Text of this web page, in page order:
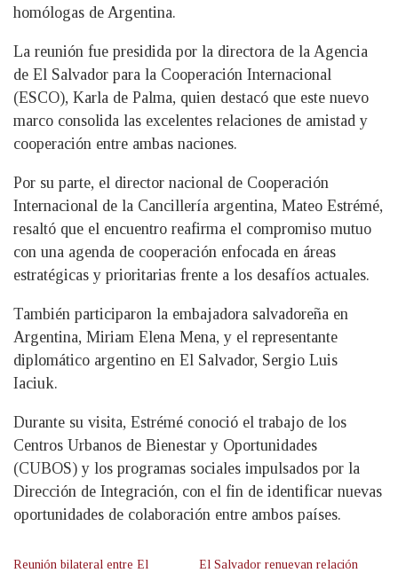
homólogas de Argentina.
La reunión fue presidida por la directora de la Agencia
de El Salvador para la Cooperación Internacional
(ESCO), Karla de Palma, quien destacó que este nuevo
marco consolida las excelentes relaciones de amistad y
cooperación entre ambas naciones.
Por su parte, el director nacional de Cooperación
Internacional de la Cancillería argentina, Mateo Estrémé,
resaltó que el encuentro reafirma el compromiso mutuo
con una agenda de cooperación enfocada en áreas
estratégicas y prioritarias frente a los desafíos actuales.
También participaron la embajadora salvadoreña en
Argentina, Miriam Elena Mena, y el representante
diplomático argentino en El Salvador, Sergio Luis
Iaciuk.
Durante su visita, Estrémé conoció el trabajo de los
Centros Urbanos de Bienestar y Oportunidades
(CUBOS) y los programas sociales impulsados por la
Dirección de Integración, con el fin de identificar nuevas
oportunidades de colaboración entre ambos países.
Reunión bilateral entre El El Salvador renuevan relación